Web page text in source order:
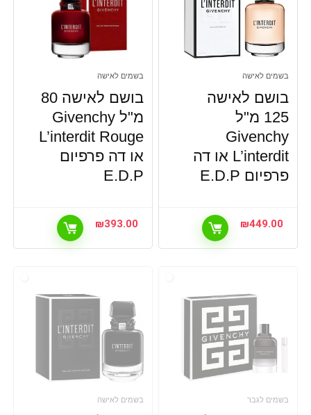
בשמים לאישה
בושם לאישה
125 מ"ל
Givenchy
L’interdit או דה
פרפיום E.D.P
₪449.00
בשמים לאישה
בושם לאישה 80
מ"ל Givenchy
L’interdit Rouge
או דה פרפיום
E.D.P
₪393.00
בשמים לגבר בשמים לאישה